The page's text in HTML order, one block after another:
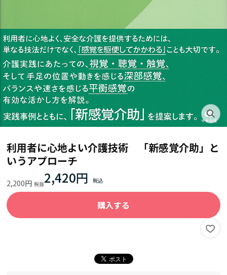
利用者に心地よい介護技術 「新感覚介助」と
いうアプローチ
2,200円 2,420円
購入する